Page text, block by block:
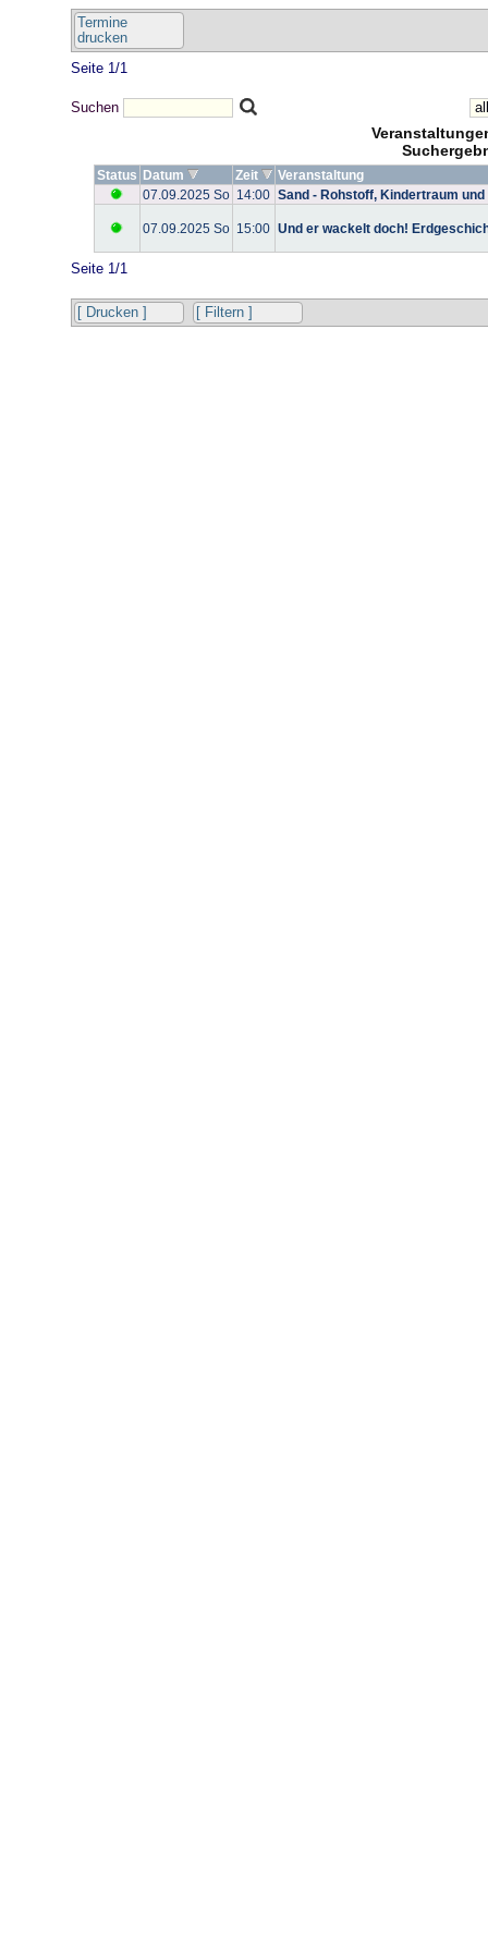
Termine
drucken
Seite 1/1
Suchen
Status Datum Zeit
Veranstaltung
07.09.2025 So 14:00 Sand - Rohstoff, Kindertraum
07.09.2025 So 15:00 Und er wackelt doch!
Seite 1/1
[ Drucken ] [ Filtern ]